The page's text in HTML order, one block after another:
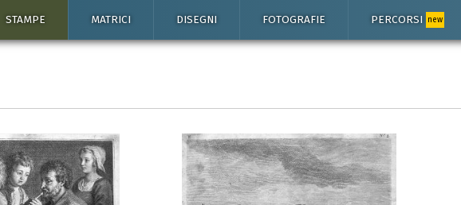
STAMPE MATRICI DISEGNI FOTOGRAFIE PERCORSI new